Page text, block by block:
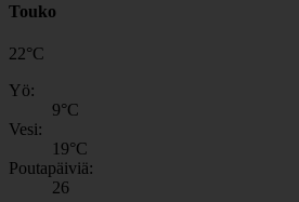
Touko
22°C
Yö:
9°C
Vesi:
19°C
Poutapäiviä:
26